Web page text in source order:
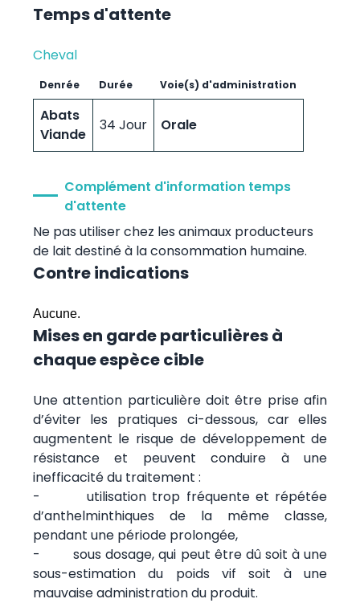
Temps d'attente
Cheval
Denrée Durée Voie(s) d'administration
Abats
Viande
34 Jour Orale
Complément d'information temps
d'attente
Ne pas utiliser chez les animaux producteurs
de lait destiné à la consommation humaine.
Contre indications
Aucune.
Mises en garde particulières à
chaque espèce cible
Une attention particulière doit être prise afin
d’éviter les pratiques ci-dessous, car elles
augmentent le risque de développement de
résistance et peuvent conduire à une
inefficacité du traitement :
- utilisation trop fréquente et répétée
d’anthelminthiques de la même classe,
pendant une période prolongée,
- sous dosage, qui peut être dû soit à une
sous-estimation du poids vif soit à une
mauvaise administration du produit.